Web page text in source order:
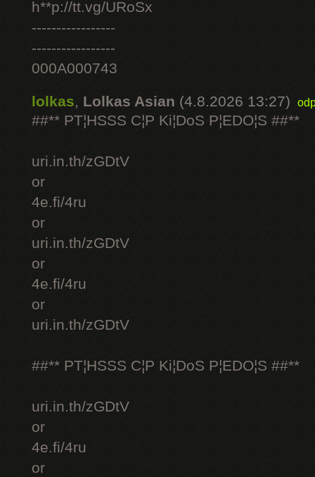
h**p://tt.vg/URoSx
-----------------
-----------------
000A000743
lolkas, Lolkas Asian (4.8.2026 13:27)
##** PT¦HSSS C¦P Ki¦DoS P¦EDO¦S ##**
uri.in.th/zGDtV
or
4e.fi/4ru
or
uri.in.th/zGDtV
or
4e.fi/4ru
or
uri.in.th/zGDtV
##** PT¦HSSS C¦P Ki¦DoS P¦EDO¦S ##**
uri.in.th/zGDtV
or
4e.fi/4ru
or